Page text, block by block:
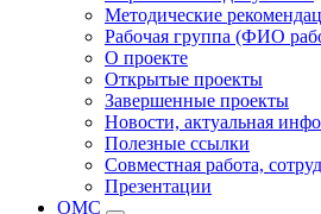
Методические
Рабочая группа (ФИО
О проекте
Открытые проекты
Завершенные проекты
Новости, актуальная
Полезные ссылки
Совместная работа,
Презентации
ОМС